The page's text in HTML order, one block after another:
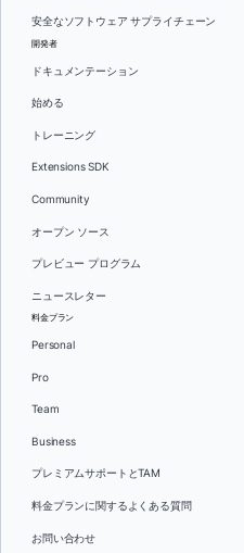
安全なソフトウェア サプライチェーン
開発者
ドキュメンテーション
始める
トレーニング
Extensions SDK
Community
オープン ソース
プレビュー プログラム
ニュースレター
料金プラン
Personal
Pro
Team
Business
プレミアムサポートとTAM
料金プランに関するよくある質問
お問い合わせ